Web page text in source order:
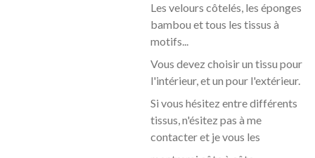
Les velours côtelés, les éponges
bambou et tous les tissus à
motifs...
Vous devez choisir un tissu pour
l'intérieur, et un pour l'extérieur.
Si vous hésitez entre différents
tissus, n'ésitez pas à me
contacter et je vous les